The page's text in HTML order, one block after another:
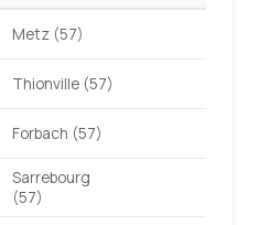
Metz (57)
Thionville (57)
Forbach (57)
Sarrebourg
(57)